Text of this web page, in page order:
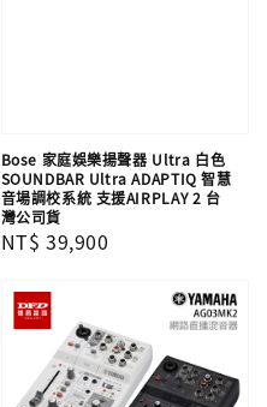
Bose 家庭娛樂揚聲器 Ultra 白色
SOUNDBAR Ultra ADAPTIQ 智慧
音場調校系統 支援AIRPLAY 2 台
灣公司貨
Regular
NT$ 39,900